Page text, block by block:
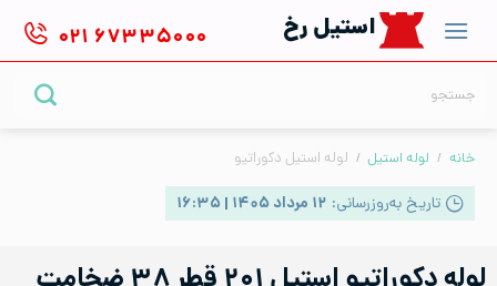
content
استیل رخ ۰۲۱ ۶۷۳۳۵۰۰۰
خانه / لوله استیل / لوله استیل دکوراتیو
تاریخ به‌روزرسانی: ۱۲ مرداد ۱۴۰۵ | ۱۶:۳۵